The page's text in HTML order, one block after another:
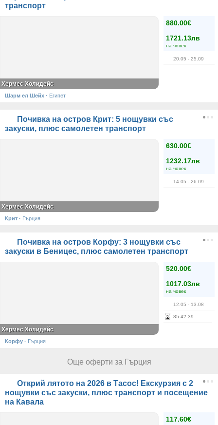
транспорт
880.00€
1721.13лв
на човек
20.05 - 25.09
Хермес Холидейс
Шарм ел Шейх · Египет
Почивка на остров Крит: 5 нощувки със
закуски, плюс самолетен транспорт
630.00€
1232.17лв
на човек
14.05 - 26.09
Хермес Холидейс
Крит · Гърция
Почивка на остров Корфу: 3 нощувки със
закуски в Беницес, плюс самолетен транспорт
520.00€
1017.03лв
на човек
12.05 - 13.08
85:42:38
Хермес Холидейс
Корфу · Гърция
Още оферти за Гърция
Открий лятото на 2026 в Тасос! Екскурзия с 2
нощувки със закуски, плюс транспорт и посещение
на Кавала
117.60€